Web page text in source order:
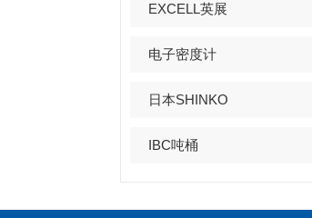
EXCELL英展
电子密度计
日本SHINKO
IBC吨桶